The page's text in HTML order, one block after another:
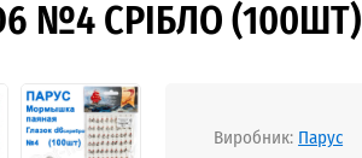
№4 СРІБЛО (100ШТ)
Виробник: Парус